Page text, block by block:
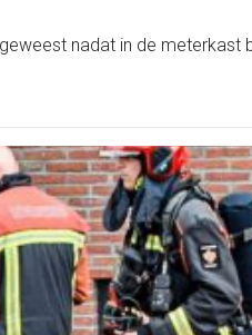
nadat in de